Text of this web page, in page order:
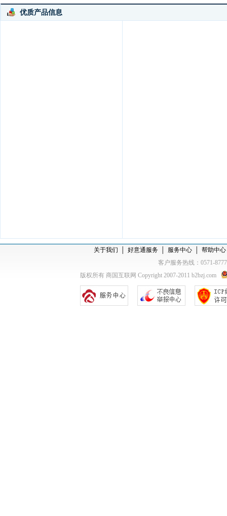
优质产品信息
关于我们 好意通服务 服务中心
帮助中心
客户服务热线：0571-
版权所有 商国互联网 Copyright 2007-2011 b2bzj.com